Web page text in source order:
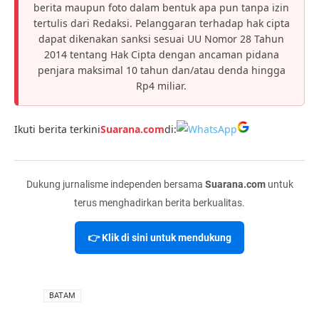
berita maupun foto dalam bentuk apa pun tanpa izin
tertulis dari Redaksi. Pelanggaran terhadap hak cipta
dapat dikenakan sanksi sesuai UU Nomor 28 Tahun
2014 tentang Hak Cipta dengan ancaman pidana
penjara maksimal 10 tahun dan/atau denda hingga
Rp4 miliar.
Ikuti berita terkiniSuarana.comdi:
Dukung jurnalisme independen bersama Suarana.comuntuk
terus menghadirkan berita berkualitas.
👉 Klik di sini untuk mendukung
BATAM